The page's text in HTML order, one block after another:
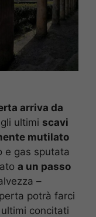
arriva da
ultimi scavi
mutilato
e gas sputata
a un passo
–
potrà farci
concitati